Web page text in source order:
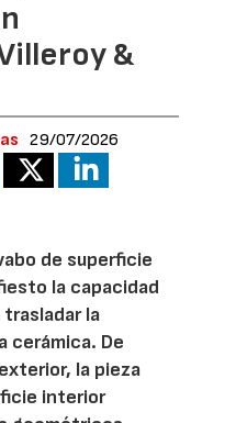
&
29/07/2026
de superficie
la capacidad
trasladar la
cerámica. De
la pieza
interior